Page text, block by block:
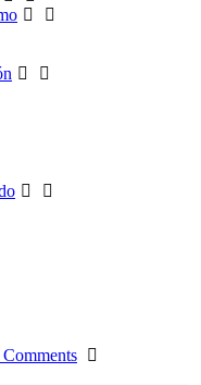
Comments